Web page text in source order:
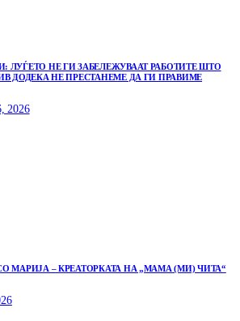
ЛУЃЕТО НЕ ГИ ЗАБЕЛЕЖУВААТ РАБОТИТЕ ШТО
ДОДЕКА НЕ ПРЕСТАНЕМЕ ДА ГИ ПРАВИМЕ
2026
МАРИЈА – КРЕАТОРКАТА НА „МАМА (МИ) ЧИТА“